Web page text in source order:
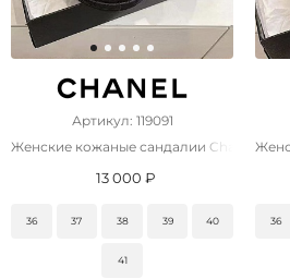
Артикул: 119091
Женские кожаные сандалии Chanel
13 000 ₽
36 37 38 39 40
41
36